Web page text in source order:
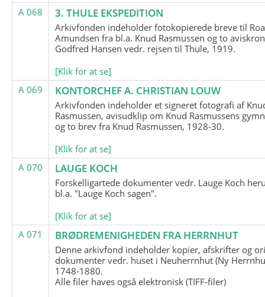
A 068
3. THULE EKSPEDITION
Arkivfonden indeholder fotokopierede breve til
Amundsen fra bl.a. Knud Rasmussen og to
Godfred Hansen vedr. rejsen til Thule, 1919.
[Klik for at se]
A 069
KONTORCHEF A. CHRISTIAN LOUW
Arkivfonden indeholder et signeret fotografi af
Rasmussen, avisudklip om Knud Rasmussens
og to brev fra Knud Rasmussen, 1928-30.
[Klik for at se]
A 070
LAUGE KOCH
Forskelligartede dokumenter vedr. Lauge Koch
bl.a. "Lauge Koch sagen".
[Klik for at se]
A 071
BRØDREMENIGHEDEN FRA HERRNHUT
Denne arkivfond indeholder kopier, afskrifter og
dokumenter vedr. huset i Neuherrnhut (Ny
1748-1880.
Alle filer haves også elektronisk (TIFF-filer)